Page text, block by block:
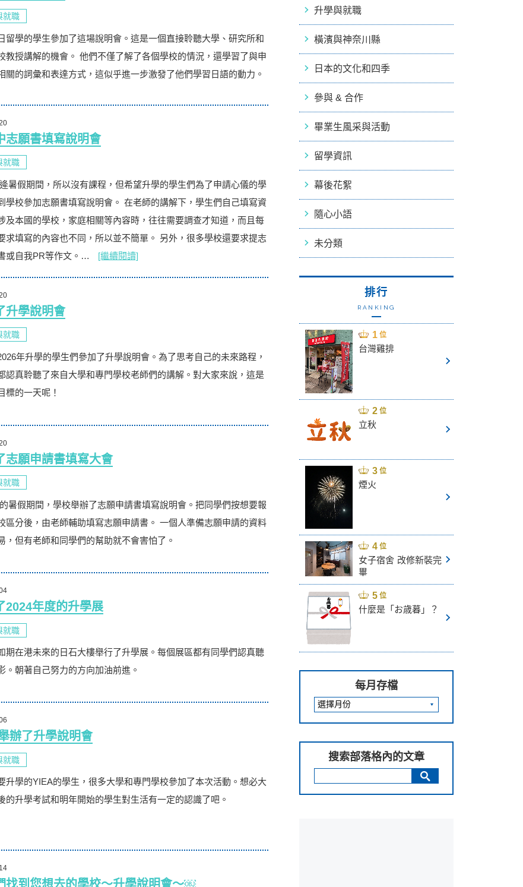
就職
留學的學生參加了這場說明會。這是一個直接聆聽大學、研究所和
教授講解的機會。 他們不僅了解了各個學校的情況，還學習了與申
關的詞彙和表達方式，這似乎進一步激發了他們學習日語的動力。
志願書填寫說明會
就職
暑假期間，所以沒有課程，但希望升學的學生們為了申請心儀的學
學校參加志願書填寫說明會。 在老師的講解下，學生們自己填寫資
及本國的學校，家庭相關等內容時，往往需要調查才知道，而且每
求填寫的內容也不同，所以並不簡單。 另外，很多學校還要求提志
或自我PR等作文。…
[繼續閱讀]
升學說明會
就職
年升學的學生們參加了升學說明會。為了思考自己的未來路程，
認真聆聽了來自大學和專門學校老師們的講解。對大家來說，這是
標的一天呢！
志願申請書填寫大會
就職
暑假期間，學校舉辦了志願申請書填寫說明會。把同學們按想要報
區分後，由老師輔助填寫志願申請書。 一個人準備志願申請的資料
，但有老師和同學們的幫助就不會害怕了。
2024年度的升學展
就職
期在港未來的日石大樓舉行了升學展。每個展區都有同學們認真聽
。朝著自己努力的方向加油前進。
辦了升學說明會
就職
升學的YIEA的學生，很多大學和專門學校參加了本次活動。想必大
的升學考試和明年開始的學生對生活有一定的認識了吧。
找到您想去的學校～升學說明會～￼
升學與就職
橫濱與神奈川縣
日本的文化和四季
參與 & 合作
畢業生風采與活動
留學資訊
幕後花絮
隨心小語
未分類
排行
RANKING
台灣雞排
立秋
煙火
女子宿舍 改修新裝完
畢
什麼是「お歳暮」？
每月存檔
搜索部落格內的文章